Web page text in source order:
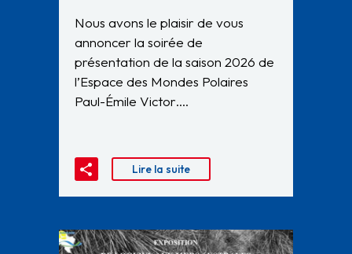
Nous avons le plaisir de vous
annoncer la soirée de
présentation de la saison 2026 de
l’Espace des Mondes Polaires
Paul-Émile Victor….
Lire la suite